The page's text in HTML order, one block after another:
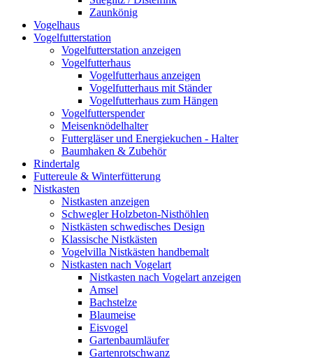
Zaunkönig
Vogelhaus
Vogelfutterstation
Vogelfutterstation anzeigen
Vogelfutterhaus
Vogelfutterhaus anzeigen
Vogelfutterhaus mit Ständer
Vogelfutterhaus zum Hängen
Vogelfutterspender
Meisenknödelhalter
Futtergläser und Energiekuchen - Halter
Baumhaken & Zubehör
Rindertalg
Futtereule & Winterfütterung
Nistkasten
Nistkasten anzeigen
Schwegler Holzbeton-Nisthöhlen
Nistkästen schwedisches Design
Klassische Nistkästen
Vogelvilla Nistkästen handbemalt
Nistkasten nach Vogelart
Nistkasten nach Vogelart anzeigen
Amsel
Bachstelze
Blaumeise
Eisvogel
Gartenbaumläufer
Gartenrotschwanz